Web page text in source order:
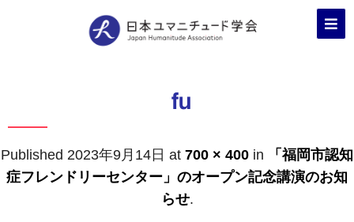
fu
Published 2023年9月14日 at 700 × 400 in
「福岡市認知
症フレンドリーセンター」のオープン記念講演のお知
らせ.